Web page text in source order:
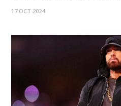
junto a la productora Gato
17 OCT 2024